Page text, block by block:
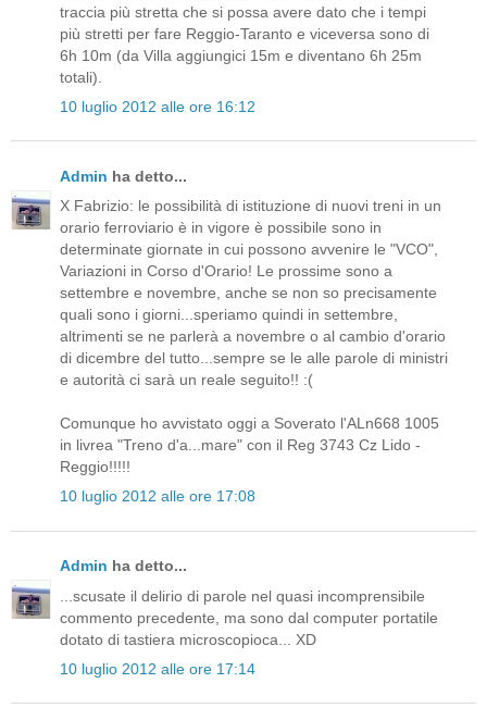
traccia più stretta che si possa avere dato che i tempi
più stretti per fare Reggio-Taranto e viceversa sono di
6h 10m (da Villa aggiungici 15m e diventano 6h 25m
totali).
10 luglio 2012 alle ore 16:12
Admin ha detto...
X Fabrizio: le possibilità di istituzione di nuovi treni in un
orario ferroviario è in vigore è possibile sono in
determinate giornate in cui possono avvenire le "VCO",
Variazioni in Corso d'Orario! Le prossime sono a
settembre e novembre, anche se non so precisamente
quali sono i giorni...speriamo quindi in settembre,
altrimenti se ne parlerà a novembre o al cambio d'orario
di dicembre del tutto...sempre se le alle parole di ministri
e autorità ci sarà un reale seguito!! :(
Comunque ho avvistato oggi a Soverato l'ALn668 1005
in livrea "Treno d'a...mare" con il Reg 3743 Cz Lido -
Reggio!!!!!
10 luglio 2012 alle ore 17:08
Admin ha detto...
...scusate il delirio di parole nel quasi incomprensibile
commento precedente, ma sono dal computer portatile
dotato di tastiera microscopioca... XD
10 luglio 2012 alle ore 17:14